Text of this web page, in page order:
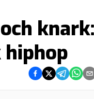
knark:
Dela på Facebook
Dela på Twitter
Dela på
Dela